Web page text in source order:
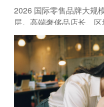
2026 国际零售品牌大规
层。高端奢侈品店长、区